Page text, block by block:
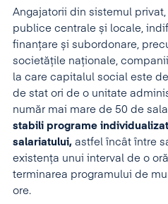
Angajatorii din sistemul
publice centrale și locale,
finanțare și subordonare,
societățile naționale,
la care capitalul social este
de stat ori de o unitate
număr mai mare de 50 de
stabili programe
salariatului, astfel încât între
existența unui interval de o
terminarea programului de
ore.